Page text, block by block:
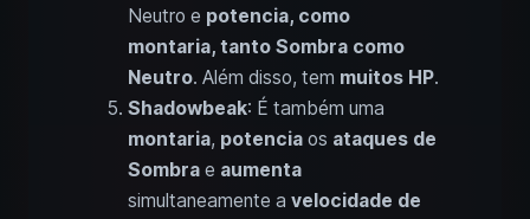
Neutro e potencia, como
montaria, tanto Sombra como
Neutro. Além disso, tem muitos HP.
Shadowbeak: É também uma
montaria, potencia os ataques de
Sombra e aumenta
simultaneamente a velocidade de